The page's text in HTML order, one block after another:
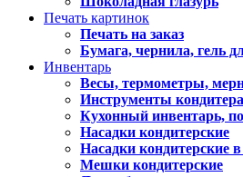
Печать картинок
Печать на заказ
Бумага, чернила, гель
Инвентарь
Весы, термометры,
Инструменты кондитера
Кухонный инвентарь,
Насадки кондитерские
Насадки кондитерские
Мешки кондитерские